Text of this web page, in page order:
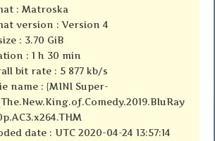
: Matroska
version : Version 4
: 3.70 GiB
: 1 h 30 min
bit rate : 5 877 kb/s
name : {MINI Super-
date : UTC 2020-04-24 13:57:14